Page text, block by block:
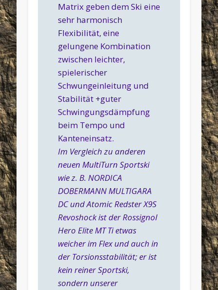
Matrix geben dem Ski eine
sehr harmonisch
Flexibilität, eine
gelungene Kombination
zwischen leichter,
spielerischer
Schwungeinleitung und
Stabilität +guter
Schwingungsdämpfung
beim Tempo und
Kanteneinsatz.
Im Vergleich zu anderen
neuen MultiTurn Sportski
wie z. B. NORDICA
DOBERMANN MULTIGARA
DC und Atomic Redster X9S
Revoshock ist der Rossignol
Hero Elite MT Ti etwas
weicher im Flex und auch in
der Torsionsstabilität; er ist
kein reiner Sportski,
sondern unserer